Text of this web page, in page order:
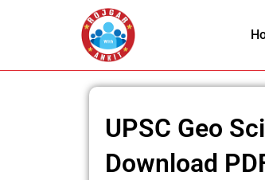
UPSC Geo
Download